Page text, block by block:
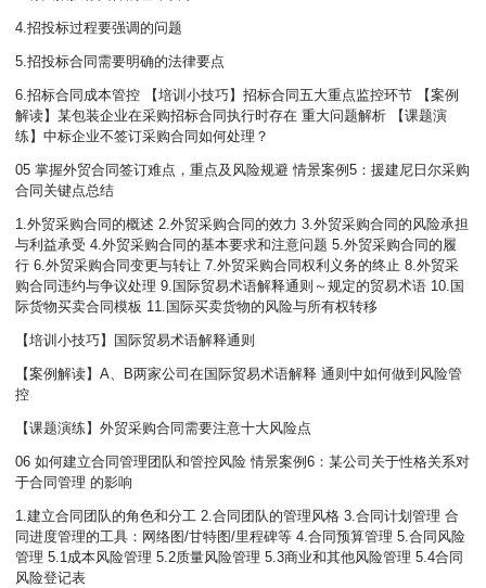
4.招投标过程要强调的问题
5.招投标合同需要明确的法律要点
6.招标合同成本管控 【培训小技巧】招标合同五大重点监控环节 【案例
解读】某包装企业在采购招标合同执行时存在 重大问题解析 【课题演
练】中标企业不签订采购合同如何处理？
05 掌握外贸合同签订难点，重点及风险规避 情景案例5：援建尼日尔采购
合同关键点总结
1.外贸采购合同的概述 2.外贸采购合同的效力 3.外贸采购合同的风险承担
与利益承受 4.外贸采购合同的基本要求和注意问题 5.外贸采购合同的履
行 6.外贸采购合同变更与转让 7.外贸采购合同权利义务的终止 8.外贸采
购合同违约与争议处理 9.国际贸易术语解释通则～规定的贸易术语 10.国
际货物买卖合同模板 11.国际买卖货物的风险与所有权转移
【培训小技巧】国际贸易术语解释通则
【案例解读】A、B两家公司在国际贸易术语解释 通则中如何做到风险管
控
【课题演练】外贸采购合同需要注意十大风险点
06 如何建立合同管理团队和管控风险 情景案例6：某公司关于性格关系对
于合同管理 的影响
1.建立合同团队的角色和分工 2.合同团队的管理风格 3.合同计划管理 合
同进度管理的工具：网络图/甘特图/里程碑等 4.合同预算管理 5.合同风险
管理 5.1成本风险管理 5.2质量风险管理 5.3商业和其他风险管理 5.4合同
风险登记表